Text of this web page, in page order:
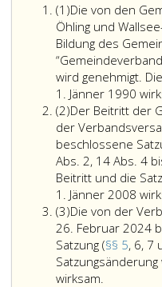
(1)Absatz
eins
Die von den
Öhling und
Bildung des
wird genehmigt.
1. Jänner 1990
(2)Absatz
2
Der Beitritt der
der
beschlossene
Abs. 2, 14 Abs. 4
Beitritt und die
1. Jänner 2008
(3)Absatz
Die von der
26. Februar 2024
Satzung (§§ 5, 6, 7
wirksam.